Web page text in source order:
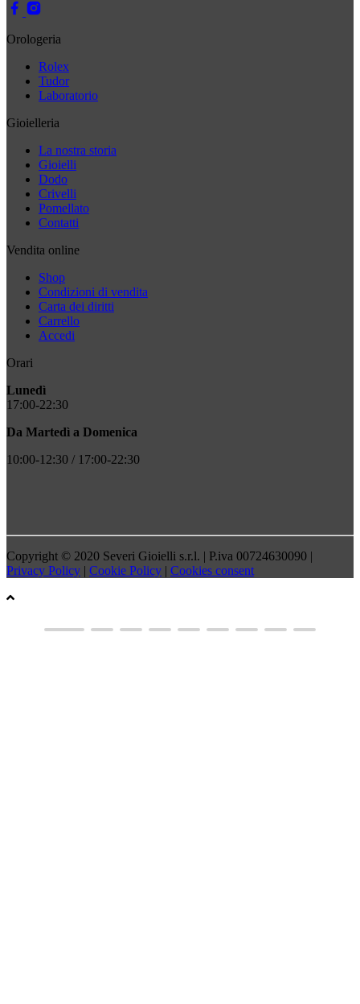
Orologeria
Rolex
Tudor
Laboratorio
Gioielleria
La nostra storia
Gioielli
Dodo
Crivelli
Pomellato
Contatti
Vendita online
Shop
Condizioni di vendita
Carta dei diritti
Carrello
Accedi
Orari
Lunedì
17:00-22:30
Da Martedì a Domenica
10:00-12:30 / 17:00-22:30
Copyright © 2020 Severi Gioielli s.r.l. | P.iva 00724630090 |
Privacy Policy | Cookie Policy | Cookies consent